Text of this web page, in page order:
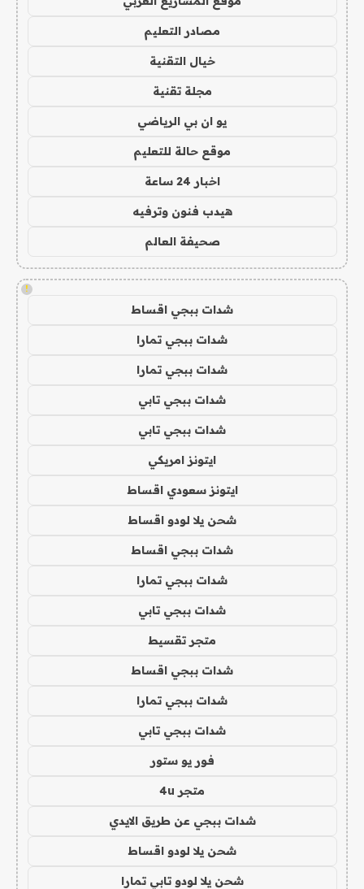
مصادر التعليم
خيال التقنية
مجلة تقنية
يو ان بي الرياضي
موقع حالة للتعليم
اخبار 24 ساعة
هيدب فنون وترفيه
صحيفة العالم
!
شدات ببجي اقساط
شدات ببجي تمارا
شدات ببجي تمارا
شدات ببجي تابي
شدات ببجي تابي
ايتونز امريكي
ايتونز سعودي اقساط
شحن يلا لودو اقساط
شدات ببجي اقساط
شدات ببجي تمارا
شدات ببجي تابي
متجر تقسيط
شدات ببجي اقساط
شدات ببجي تمارا
شدات ببجي تابي
فور يو ستور
متجر 4u
شدات ببجي عن طريق الايدي
شحن يلا لودو اقساط
شحن يلا لودو تابي تمارا